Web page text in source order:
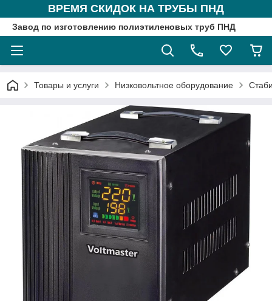
ВРЕМЯ СКИДОК НА ТРУБЫ ПНД
Завод по изготовлению полиэтиленовых труб ПНД
Товары и услуги Низковольтное оборудование